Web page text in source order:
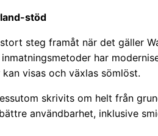
stöd
steg framåt när det gäller
har
visas och växlas sömlöst.
skrivits om helt från
användbarhet, inklusive